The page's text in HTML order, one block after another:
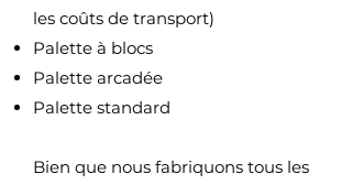
les coûts de transport)
Palette à blocs
Palette arcadée
Palette standard
Bien que nous fabriquons tous les